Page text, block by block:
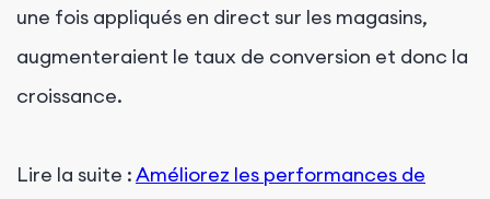
une fois appliqués en direct sur les magasins,
augmenteraient le taux de conversion et donc la
croissance.
Lire la suite :Améliorez les performances de